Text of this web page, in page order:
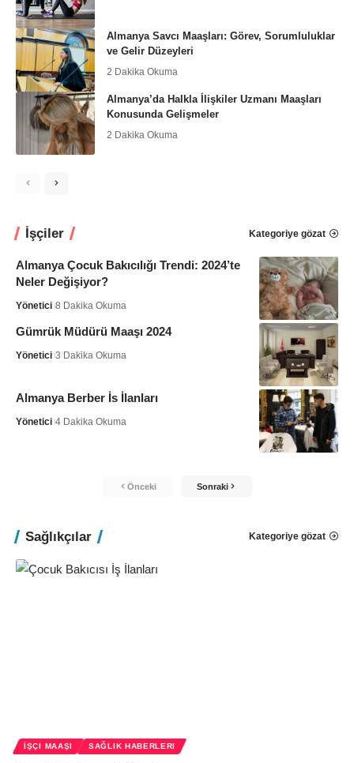
Almanya Savcı Maaşları: Görev, Sorumluluklar
ve Gelir Düzeyleri
2 Dakika Okuma
Almanya’da Halkla İlişkiler Uzmanı Maaşları
Konusunda Gelişmeler
2 Dakika Okuma
İşçiler Kategoriye gözat
Almanya Çocuk Bakıcılığı Trendi: 2024’te
Neler Değişiyor?
Yönetici 8 Dakika Okuma
Gümrük Müdürü Maaşı 2024
Yönetici 3 Dakika Okuma
Almanya Berber İs İlanları
Yönetici 4 Dakika Okuma
Önceki Sonraki
Sağlıkçılar Kategoriye gözat
İŞÇI MAAŞI SAĞLIK HABERLERI